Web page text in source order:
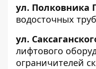
ул. Полковника
водосточных
ул.
лифтового
ограничителей